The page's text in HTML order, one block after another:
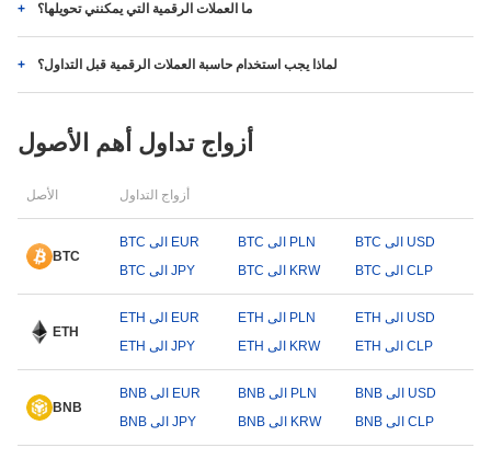
ما العملات الرقمية التي يمكنني تحويلها؟
لماذا يجب استخدام حاسبة العملات الرقمية قبل التداول؟
أزواج تداول أهم الأصول
الأصل أزواج التداول
BTC
BTC الى EUR BTC الى PLN
BTC الى USD
BTC الى JPY
BTC الى KRW BTC الى CLP
ETH
ETH الى EUR ETH الى PLN
ETH الى USD
ETH الى JPY
ETH الى KRW ETH الى CLP
BNB
BNB الى EUR BNB الى PLN
BNB الى USD
BNB الى JPY
BNB الى KRW BNB الى CLP